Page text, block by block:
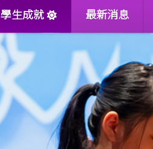
學生成就 最新消息